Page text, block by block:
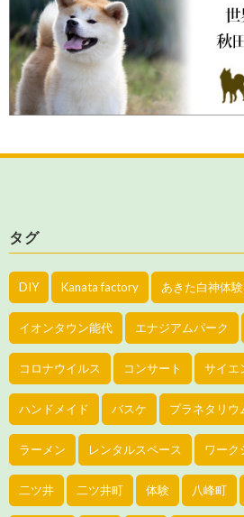
タグ
DIY Kanata factory あきた白神体
イオンタウン能代 エナジアムパーク
コロナウイルス コンサート サイエ
ハンドメイド バスケ プラネタリウ
ラーメン レンタルスペース ワーク
二ツ井 二ツ井町 体験 八峰町